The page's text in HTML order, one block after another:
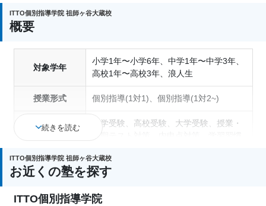
ITTO個別指導学院 祖師ヶ谷大蔵校
概要
対象学年
小学1年〜小学6年、中学1年〜中学3年、
高校1年〜高校3年、浪人生
授業形式 個別指導(1対1)、個別指導(1対2~)
中学受験、高校受験、大学受験、授業・
検定)対策、英語・英会話特化対策
塾の特徴
講可、自習室あり
続きを読む
ITTO個別指導学院 祖師ヶ谷大蔵校
お近くの塾を探す
ITTO個別指導学院